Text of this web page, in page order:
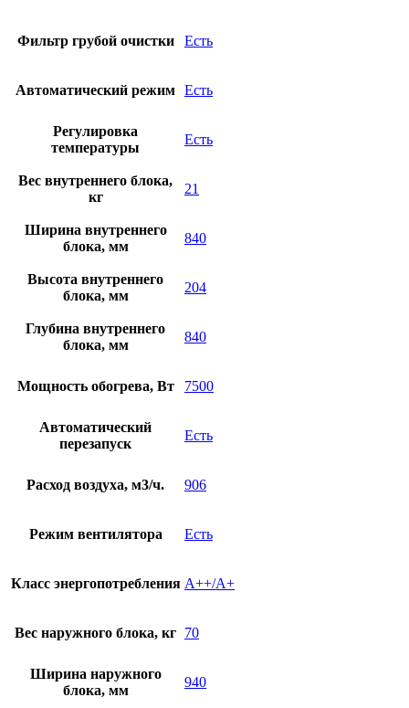
Фильтр грубой очистки Есть
Автоматический режим Есть
Регулировка
температуры
Есть
Вес внутреннего блока,
кг
21
Ширина внутреннего
блока, мм
840
Высота внутреннего
блока, мм
204
Глубина внутреннего
блока, мм
840
Мощность обогрева, Вт 7500
Автоматический
перезапуск
Есть
Расход воздуха, м3/ч. 906
Режим вентилятора Есть
Класс энергопотребления A++/A+
Вес наружного блока, кг 70
Ширина наружного
блока, мм
940